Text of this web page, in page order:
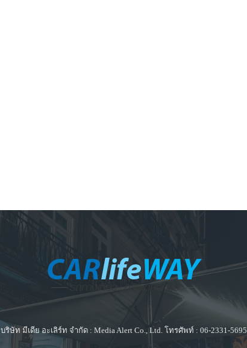
บริษัท มีเดีย อะเลิร์ท จำกัด : Media Alert Co., Ltd. โทรศัพท์ : 06-2331-5695